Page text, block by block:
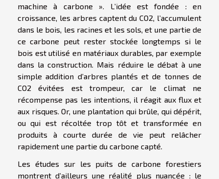
machine à carbone ». L’idée est fondée : en
croissance, les arbres captent du CO2, l’accumulent
dans le bois, les racines et les sols, et une partie de
ce carbone peut rester stockée longtemps si le
bois est utilisé en matériaux durables, par exemple
dans la construction. Mais réduire le débat à une
simple addition d’arbres plantés et de tonnes de
CO2 évitées est trompeur, car le climat ne
récompense pas les intentions, il réagit aux flux et
aux risques. Or, une plantation qui brûle, qui dépérit,
ou qui est récoltée trop tôt et transformée en
produits à courte durée de vie peut relâcher
rapidement une partie du carbone capté.
Les études sur les puits de carbone forestiers
montrent d’ailleurs une réalité plus nuancée : le